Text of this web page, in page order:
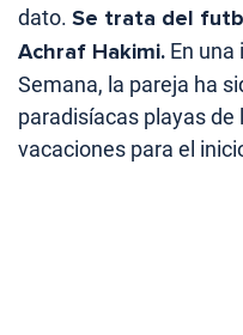
dato. Se trata del
Achraf Hakimi. En
Semana, la pareja ha
paradisíacas playas
vacaciones para el